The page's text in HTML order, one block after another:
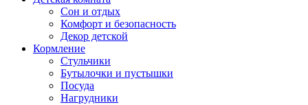
Сон и отдых
Комфорт и безопасность
Декор детской
Кормление
Стульчики
Бутылочки и пустышки
Посуда
Нагрудники